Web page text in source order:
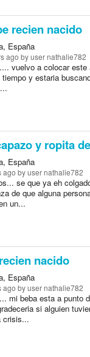
recien nacido
España
ago by user nathalie782
vuelvo a colocar
y estaria
y ropita
España
ago by user nathalie782
se que ya eh
de que alguna
un...
nacido
España
ago by user nathalie782
mi beba esta a punto
si alguien
crisis...